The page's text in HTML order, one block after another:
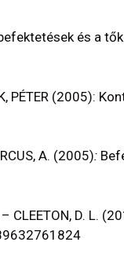
és a
PÉTER (2005):
A. (2005):
CLEETON, D. L.